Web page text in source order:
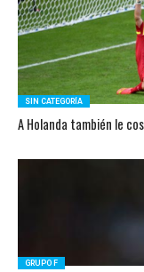
SIN CATEGORÍA
A Holanda también le
GRUPO F